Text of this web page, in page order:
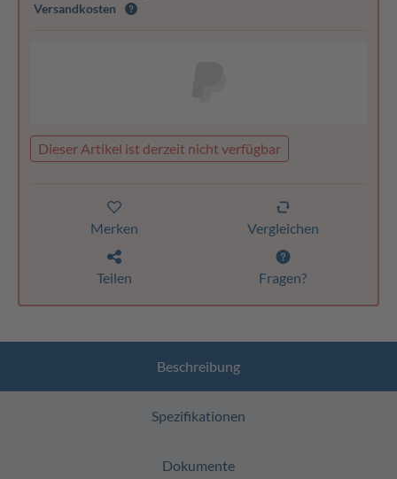
Versandkosten
Dieser Artikel ist derzeit nicht verfügbar
Merken Vergleichen
Teilen Fragen?
Beschreibung
Spezifikationen
Dokumente